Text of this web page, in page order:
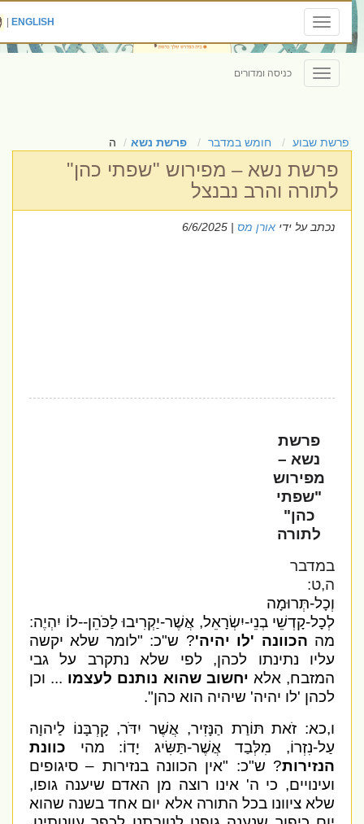
Toggle
navigation
ENGLISH
|
Toggle
navigation
כניסה ומדורים
פרשת שבוע חומש במדבר פרשת נשא ה
פרשת נשא – מפירוש "שפתי כהן"
לתורה והרב נבנצל
נכתב על ידיאורן מס| 6/6/2025
פרשת
נשא –
מפירוש
"שפתי
כהן"
לתורה
במדבר
ה,ט:
וְכָל-תְּרוּמָה
לְכָל-קָדְשֵׁי בְנֵי-יִשְׂרָאֵל, אֲשֶׁר-יַקְרִיבוּ לַכֹּהֵן--לוֹ יִהְיֶה:
מההכוונה 'לו יהיה'? ש"כ: "לומר שלא יקשה
עליו נתינתו לכהן, לפי שלא נתקרב על גבי
המזבח, אלאיחשוב שהוא נותנם לעצמו... וכן
לכהן 'לו יהיה' שיהיה הוא כהן".
ו,כא: זֹאת תּוֹרַת הַנָּזִיר, אֲשֶׁר יִדֹּר, קָרְבָּנוֹ לַיהוָה
עַל-נִזְרוֹ, מִלְּבַד אֲשֶׁר-תַּשִּׂיג יָדוֹ: מהי
כוונת
הנזירות? ש"כ: "אין הכוונה בנזירות – סיגופים
ועינויים, כי ה' אינו רוצה מן האדם שיענה גופו,
שלא ציוונו בכל התורה אלא יום אחד בשנה שהוא